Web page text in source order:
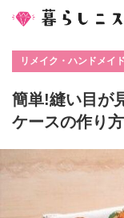
リメイク・ハンドメイド
簡単!縫い目が
ケースの作り方